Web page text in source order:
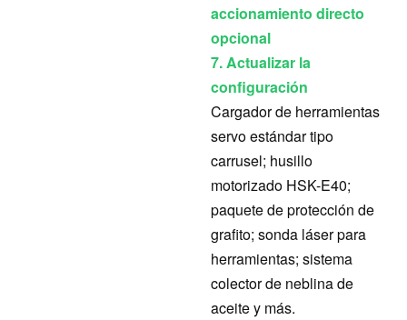
accionamiento directo
opcional
7. Actualizar la
configuración
Cargador de herramientas
servo estándar tipo
carrusel; husillo
motorizado HSK-E40;
paquete de protección de
grafito; sonda láser para
herramientas; sistema
colector de neblina de
aceite y más.